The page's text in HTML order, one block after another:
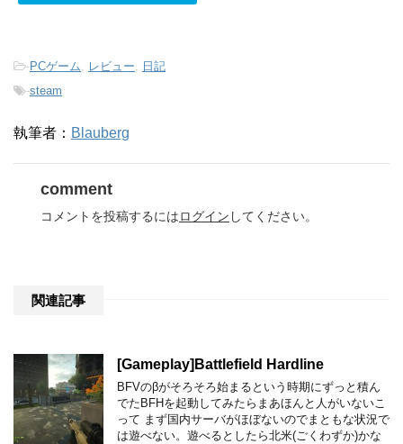
-PCゲーム レビュー
日記
-steam
執筆者： Blauberg
comment
コメントを投稿するにはログイン してください。
関連記事
[Gameplay]Battlefield Hardline
BFVのβがそろそろ始まるという時期にずっと積ん
でたBFHを起動してみたらまあほんと人がいないこ
って まず国内サーバがほぼないのでまともな状況で
は遊べない。遊べるとしたら北米(ごくわずか)かな